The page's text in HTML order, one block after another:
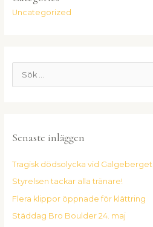
Uncategorized
f
e
r
:
Senaste inläggen
Tragisk dödsolycka vid Galgeberget
Styrelsen tackar alla tränare!
Flera klippor öppnade för klättring
Städdag Bro Boulder 24. maj